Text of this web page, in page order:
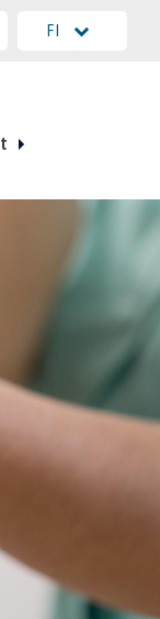
FI